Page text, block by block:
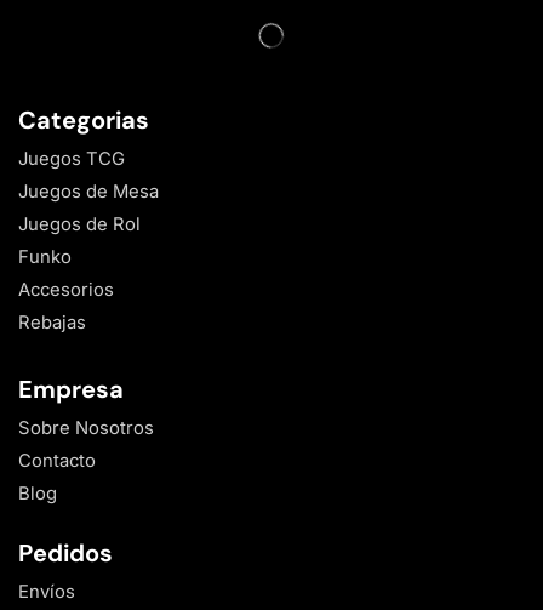
Categorias
Juegos TCG
Juegos de Mesa
Juegos de Rol
Funko
Accesorios
Rebajas
Empresa
Sobre Nosotros
Contacto
Blog
Pedidos
Envíos